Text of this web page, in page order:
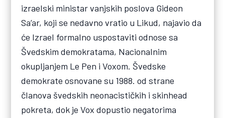
izraelski ministar vanjskih poslova Gideon
Sa’ar, koji se nedavno vratio u Likud, najavio da
će Izrael formalno uspostaviti odnose sa
Švedskim demokratama, Nacionalnim
okupljanjem Le Pen i Voxom. Švedske
demokrate osnovane su 1988. od strane
članova švedskih neonacističkih i skinhead
pokreta, dok je Vox dopustio negatorima